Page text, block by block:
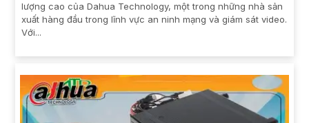
lượng cao của Dahua Technology, một trong những nhà sản
xuất hàng đầu trong lĩnh vực an ninh mạng và giám sát video.
Với...